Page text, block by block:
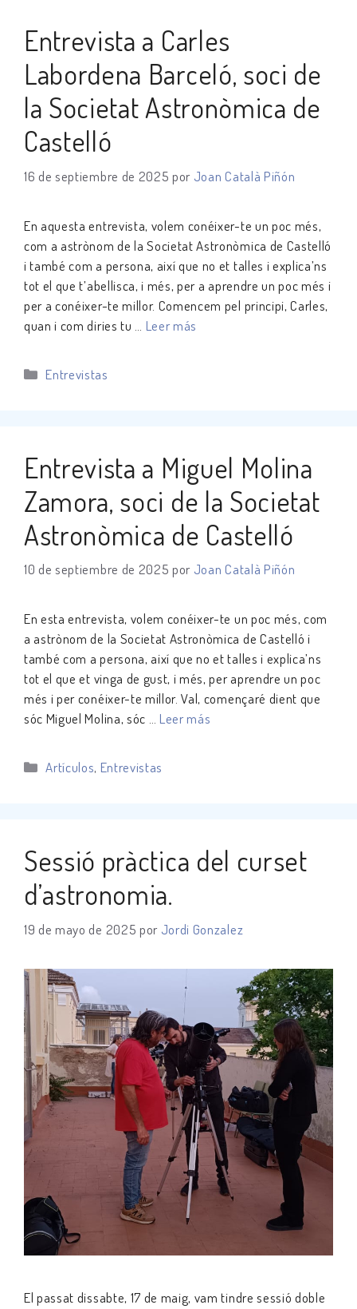
Entrevista a Carles
Labordena Barceló, soci de
la Societat Astronòmica de
Castelló
16 de septiembre de 2025 por Joan Català Piñón
En aquesta entrevista, volem conéixer-te un poc més,
com a astrònom de la Societat Astronòmica de Castelló
i també com a persona, així que no et talles i explica’ns
tot el que t’abellisca, i més, per a aprendre un poc més i
per a conéixer-te millor. Comencem pel principi, Carles,
quan i com diries tu … Leer más
Categorías
Entrevistas
Entrevista a Miguel Molina
Zamora, soci de la Societat
Astronòmica de Castelló
10 de septiembre de 2025 por Joan Català Piñón
En esta entrevista, volem conéixer-te un poc més, com
a astrònom de la Societat Astronòmica de Castelló i
també com a persona, així que no et talles i explica’ns
tot el que et vinga de gust, i més, per aprendre un poc
més i per conéixer-te millor. Val, començaré dient que
sóc Miguel Molina, sóc … Leer más
Categorías
Artículos, Entrevistas
Sessió pràctica del curset
d’astronomia.
19 de mayo de 2025 por Jordi Gonzalez
El passat dissabte, 17 de maig, vam tindre sessió doble